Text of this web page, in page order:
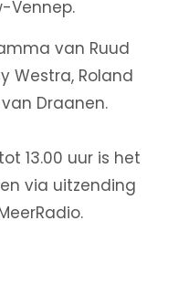
Vennep.
van Ruud
Westra, Roland
Draanen.
13.00 uur is het
via uitzending